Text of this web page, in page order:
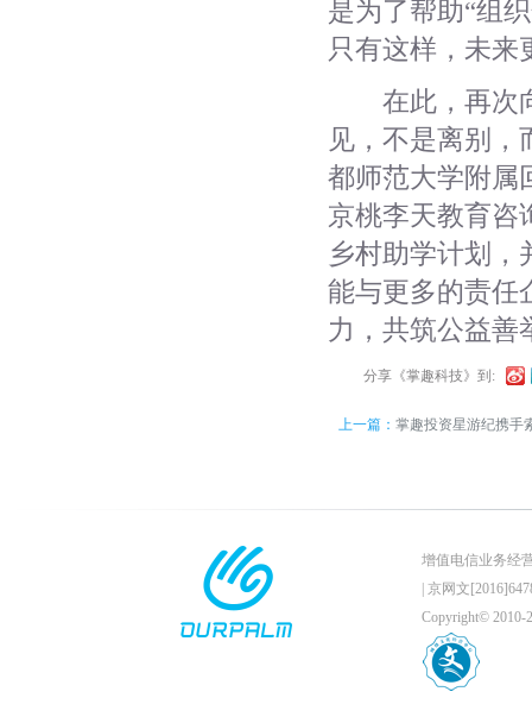
是为了帮助“组
只有这样，未来
在此，再次向
见，不是离别
都师范大学附属
京桃李天教育咨
乡村助学计划，
能与更多的责任
力，共筑公益善
分享《掌趣科技》到:
上一篇： 掌趣投资星游纪携手
增值电信业务经
京网文
Copyright© 2010-